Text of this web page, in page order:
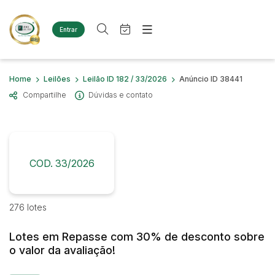
Entrar
Criar conta Entrar
Site
Agenda
Quem Somos
Diversos
Imóveis
Casas
Materiais/Equipamentos
Sucata Ferrosa
Busca por palavra-chave
Bairro
Judiciais Extrajudiciais
Faixa de valor
Quem Somos
Home Leilões Leilão ID 182 / 33/2026
Anúncio ID 38441
Compartilhe
Dúvidas e contato
COD. 33/2026
276 lotes
Lotes em Repasse com 30% de desconto sobre
o valor da avaliação!